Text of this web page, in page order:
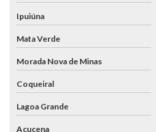
Ipuiúna
Mata Verde
Morada Nova de Minas
Coqueiral
Lagoa Grande
Açucena